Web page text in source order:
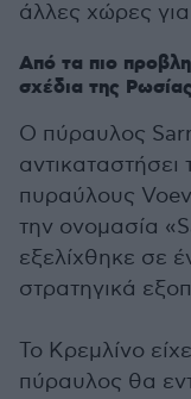
άλλες χώρες
Από τα πιο
σχέδια της Ρωσίας
Ο πύραυλος
αντικαταστήσει
πυραύλους
την ονομασία
εξελίχθηκε σε
στρατηγικά
Το Κρεμλίνο
πύραυλος θα